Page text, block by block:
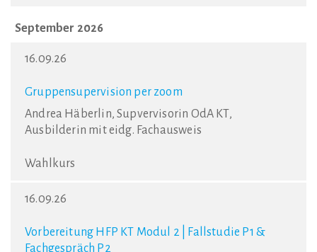
September 2026
16.09.26
Gruppensupervision per zoom
Andrea Häberlin, Supvervisorin OdA KT,
Ausbilderin mit eidg. Fachausweis
Wahlkurs
16.09.26
Vorbereitung HFP KT Modul 2 | Fallstudie P1 &
Fachgespräch P2